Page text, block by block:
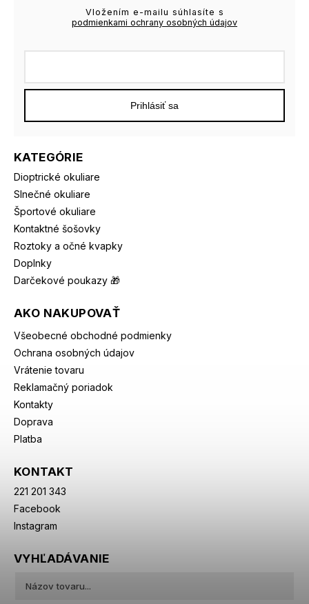
KATEGÓRIE
Dioptrické okuliare
Slnečné okuliare
Športové okuliare
Kontaktné šošovky
Roztoky a očné kvapky
Doplnky
Darčekové poukazy 🎁
AKO NAKUPOVAŤ
Všeobecné obchodné podmienky
Ochrana osobných údajov
Vrátenie tovaru
Reklamačný poriadok
Kontakty
Doprava
Platba
KONTAKT
221 201 343
Facebook
Instagram
Vložením e-mailu súhlasíte s
podmienkami ochrany osobných údajov
Prihlásiť sa
VYHĽADÁVANIE